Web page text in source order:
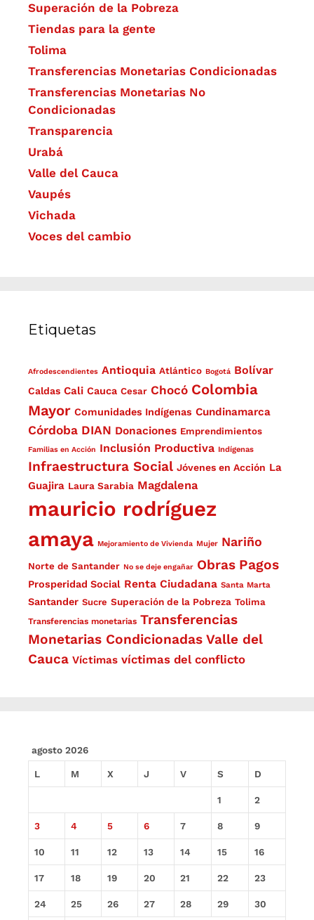
Superación de la Pobreza
Tiendas para la gente
Tolima
Transferencias Monetarias Condicionadas
Transferencias Monetarias No
Condicionadas
Transparencia
Urabá
Valle del Cauca
Vaupés
Vichada
Voces del cambio
Etiquetas
Afrodescendientes Antioquia Atlántico Bogotá Bolívar
Caldas Cali Cauca Cesar Chocó Colombia
Mayor Comunidades Indígenas Cundinamarca
Córdoba DIAN Donaciones Emprendimientos
Familias en Acción Inclusión Productiva Indígenas
Infraestructura Social Jóvenes en Acción La
Guajira Laura Sarabia Magdalena
mauricio rodríguez
amaya Mejoramiento de Vivienda Mujer Nariño
Norte de Santander No se deje engañar Obras Pagos
Prosperidad Social Renta Ciudadana Santa Marta
Santander Sucre Superación de la Pobreza Tolima
Transferencias monetarias Transferencias
Monetarias Condicionadas Valle del
Cauca Víctimas víctimas del conflicto
agosto 2026
L M X J V S D
1 2
3 4 5 6 7 8 9
10 11 12 13 14 15 16
17 18 19 20 21 22 23
24 25 26 27 28 29 30